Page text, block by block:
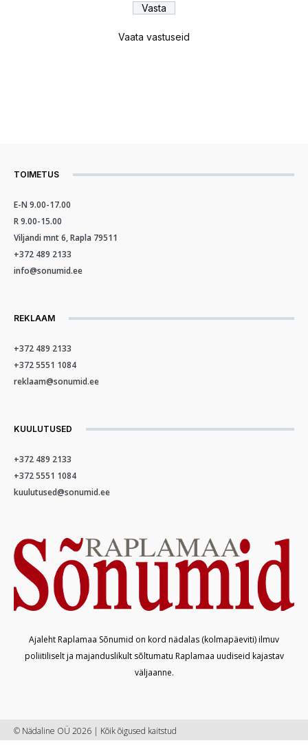
Vaata vastuseid
TOIMETUS
E-N 9.00-17.00
R 9.00-15.00
Viljandi mnt 6, Rapla 79511
+372 489 2133
info@sonumid.ee
REKLAAM
+372 489 2133
+372 5551 1084
reklaam@sonumid.ee
KUULUTUSED
+372 489 2133
+372 5551 1084
kuulutused@sonumid.ee
Ajaleht Raplamaa Sõnumid on kord nädalas (kolmapäeviti) ilmuv
poliitiliselt ja majanduslikult sõltumatu Raplamaa uudiseid kajastav
väljaanne.
© Nädaline OÜ 2026 | Kõik õigused kaitstud